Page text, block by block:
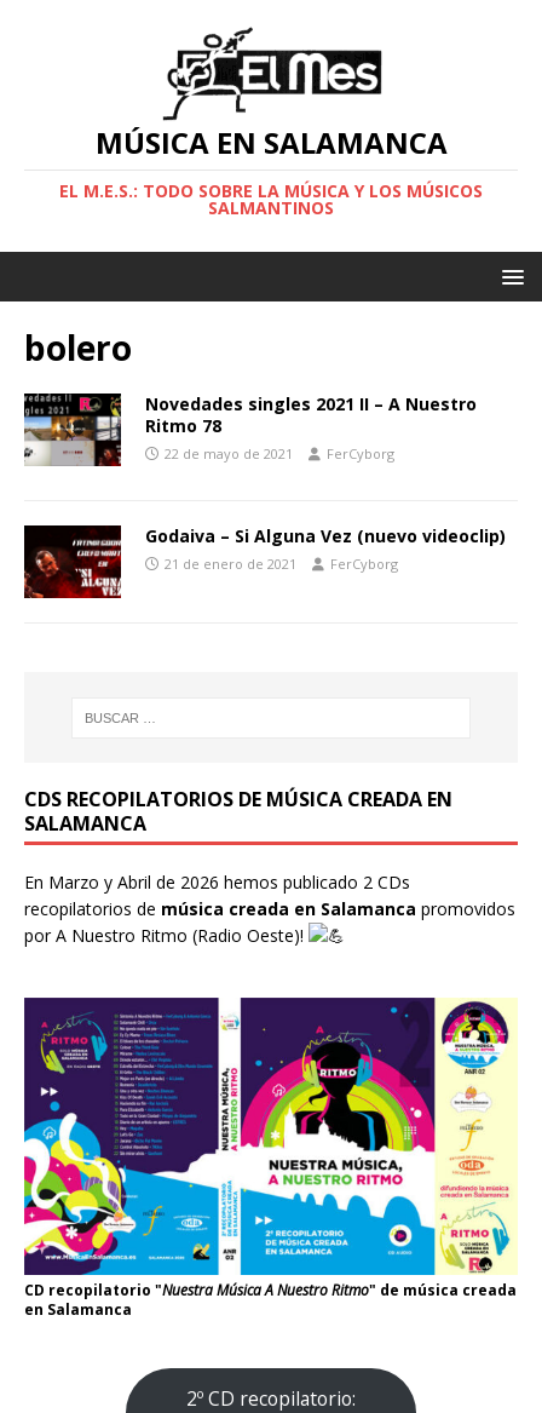
MÚSICA EN SALAMANCA
EL M.E.S.: TODO SOBRE LA MÚSICA Y LOS MÚSICOS
SALMANTINOS
bolero
Novedades singles 2021 II – A Nuestro
Ritmo 78
22 de mayo de 2021 FerCyborg
Godaiva – Si Alguna Vez (nuevo videoclip)
21 de enero de 2021 FerCyborg
CDS RECOPILATORIOS DE MÚSICA CREADA EN
SALAMANCA
En Marzo y Abril de 2026 hemos publicado 2 CDs
recopilatorios de música creada en Salamanca promovidos
porA Nuestro Ritmo (Radio Oeste)!
CD recopilatorio "Nuestra Música A Nuestro Ritmo" de música creada
en Salamanca
2º CD recopilatorio: